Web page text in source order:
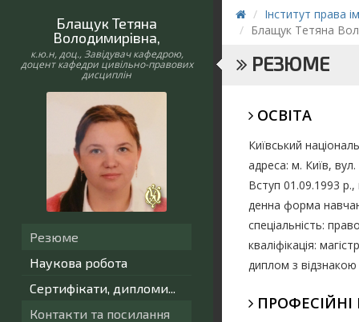
Блащук Тетяна
Володимирівна,
к.ю.н, доц., Завідувач кафедрою,
доцент кафедри цивільно-правових
дисциплін
Резюме
Наукова робота
Сертифікати, дипломи...
Контакти та посилання
Інститут права
Блащук Тетяна
РЕЗЮМЕ
ОСВІТА
Київський
адреса: м. Київ,
Вступ 01.09.1993 р.,
денна форма
спеціальність:
кваліфікація:
диплом з